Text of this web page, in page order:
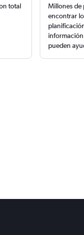
total
Millones de
encontrar
pueden